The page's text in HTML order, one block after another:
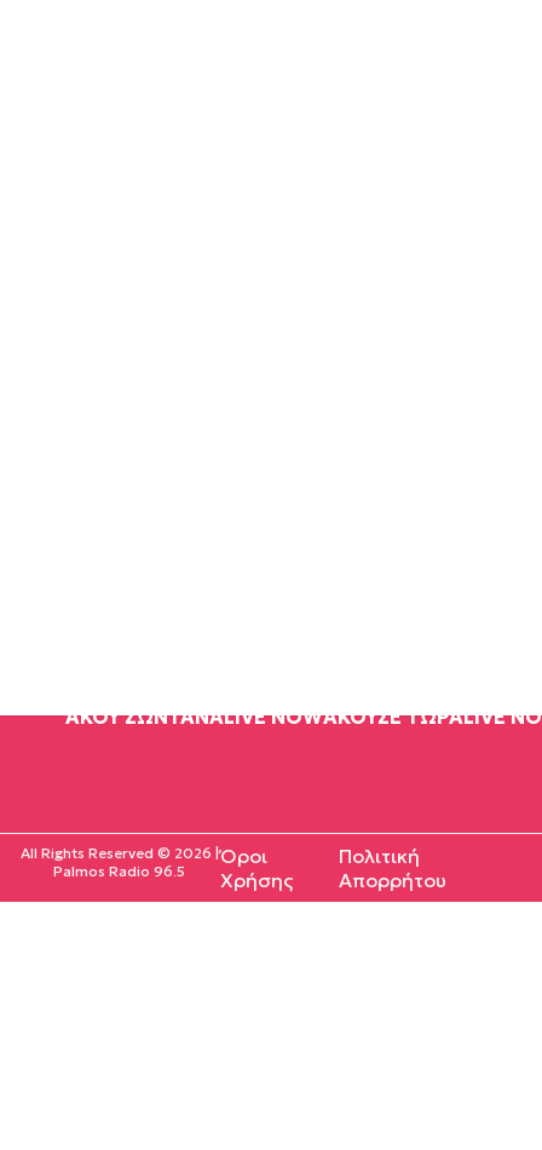
ΑΚΟΥ ΖΩΝΤΑΝΑLIVE NOWΑΚΟΥΣΕ ΤΩΡΑLIVE
All Rights Reserved © 2026 |
Palmos Radio 96.5
Όροι
Χρήσης
Πολιτική
Απορρήτου